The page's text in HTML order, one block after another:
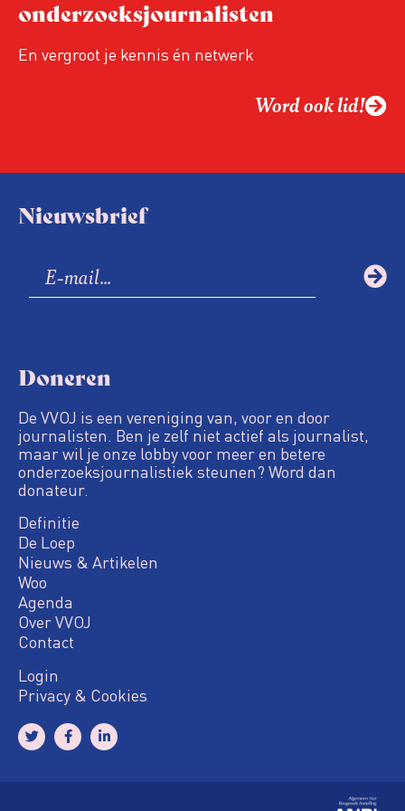
onderzoeksjournalisten
En vergroot je kennis én netwerk
Word ook lid!
Nieuwsbrief
Doneren
De VVOJ is een vereniging van, voor en door
journalisten. Ben je zelf niet actief als journalist,
maar wil je onze lobby voor meer en betere
onderzoeksjournalistiek steunen? Word dan
donateur.
Definitie
De Loep
Nieuws & Artikelen
Woo
Agenda
Over VVOJ
Contact
Login
Privacy & Cookies